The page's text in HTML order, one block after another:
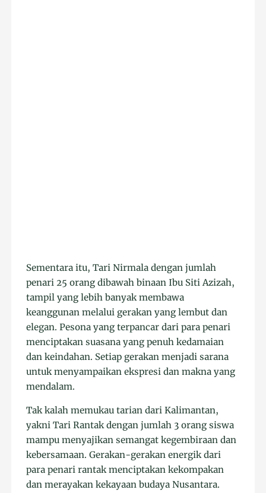
Sementara itu, Tari Nirmala dengan jumlah
penari 25 orang dibawah binaan Ibu Siti Azizah,
tampil yang lebih banyak membawa
keanggunan melalui gerakan yang lembut dan
elegan. Pesona yang terpancar dari para penari
menciptakan suasana yang penuh kedamaian
dan keindahan. Setiap gerakan menjadi sarana
untuk menyampaikan ekspresi dan makna yang
mendalam.
Tak kalah memukau tarian dari Kalimantan,
yakni Tari Rantak dengan jumlah 3 orang siswa
mampu menyajikan semangat kegembiraan dan
kebersamaan. Gerakan-gerakan energik dari
para penari rantak menciptakan kekompakan
dan merayakan kekayaan budaya Nusantara.